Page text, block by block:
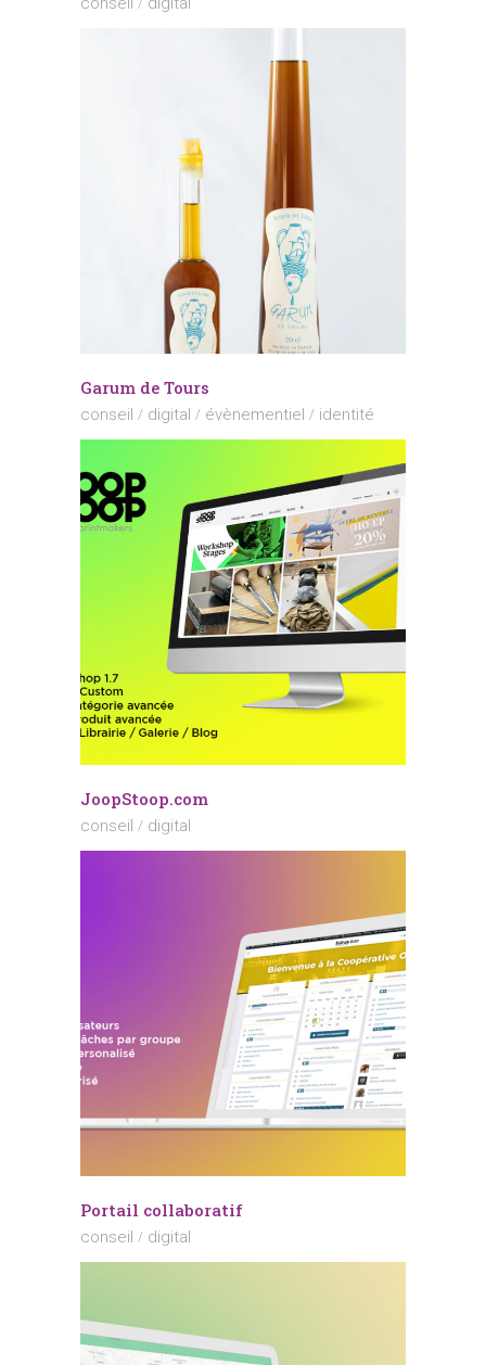
Garum de Tours
conseil digital évènementiel identité
JoopStoop.com
conseil digital
Portail collaboratif
conseil digital